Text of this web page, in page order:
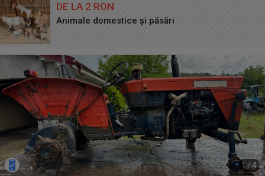
DE LA 2 RON
Animale domestice și păsări
1 /4